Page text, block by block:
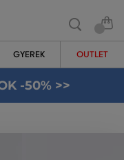
GYEREK OUTLET
-50% >>